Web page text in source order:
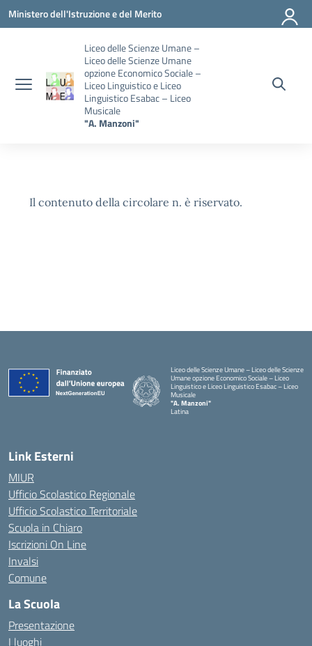
Vai ai contenuti
Vai al menu di navigazione
Vai al footer
Ministero dell'Istruzione e del Merito
Liceo delle Scienze Umane –
Liceo delle Scienze Umane
opzione Economico Sociale –
Liceo Linguistico e Liceo
Linguistico Esabac – Liceo
Musicale
"A. Manzoni"
Il contenuto della circolare n. è riservato.
Liceo delle Scienze Umane – Liceo delle Scienze
Umane opzione Economico Sociale – Liceo
Linguistico e Liceo Linguistico Esabac – Liceo
Musicale
"A. Manzoni"
Latina
Link Esterni
MIUR
Ufficio Scolastico Regionale
Ufficio Scolastico Territoriale
Scuola in Chiaro
Iscrizioni On Line
Invalsi
Comune
La Scuola
Presentazione
I luoghi